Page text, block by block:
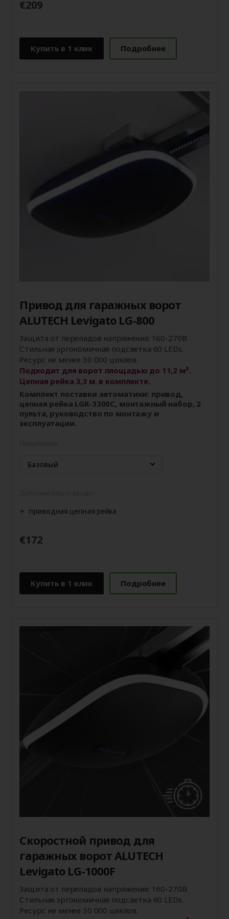
€209
Купить в 1 клик Подробнее
Привод для гаражных ворот
ALUTECH Levigato LG-800
Защита от перепадов напряжения: 160-270В.
Стильная эргономичная подсветка 60 LEDs.
Ресурс не менее 30 000 циклов.
Подходит для ворот площадью до 11,2 м².
Цепная рейка 3,3 м. в комплекте.
Комплект поставки автоматики: привод,
цепная рейка LGR-3300C, монтажный набор, 2
пульта, руководство по монтажу и
эксплуатации.
Базовый
приводная цепная рейка
€172
Купить в 1 клик Подробнее
Скоростной привод для
гаражных ворот ALUTECH
Levigato LG-1000F
Защита от перепадов напряжения: 160-270В.
Стильная эргономичная подсветка 60 LEDs.
Ресурс не менее 30 000 циклов.